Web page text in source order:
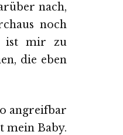
nach,
noch
ist mir zu
die eben
angreifbar
Baby.